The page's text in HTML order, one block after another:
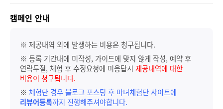
캠페인 안내
※ 제공내역 외에 발생하는 비용은 청구됩니다.
※ 등록 기간내에 미작성, 가이드에 맞지 않게 작성, 예약 후
연락두절, 체험 후 수정요청에 미응답시 제공내역에 대한
비용이 청구됩니다.
※ 체험단 경우 블로그 포스팅 후 마녀체험단 사이트에
리뷰어등록까지 진행해주셔야합니다.